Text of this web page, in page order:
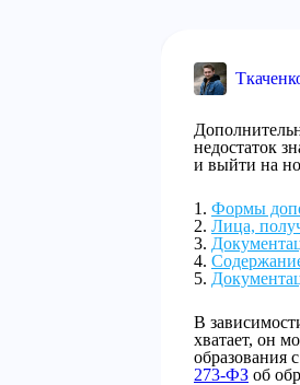
недостаток
и выйти на
Формы
Лица,
В
хватает, он
образования
273-ФЗ об